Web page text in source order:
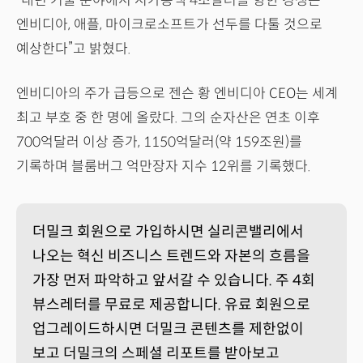
엔비디아, 애플, 마이크로소프트가 선두를 다툴 것으로
예상한다”고 밝혔다.
엔비디아의 주가 급등으로 젠슨 황 엔비디아 CEO는 세계
최고 부호 중 한 명에 올랐다. 그의 순자산은 연초 이후
700억달러 이상 증가, 1150억달러(약 159조원)를
기록하며 블룸버그 억만장자 지수 12위를 기록했다.
더밀크 회원으로 가입하시면 실리콘밸리에서
나오는 혁신 비즈니스 트렌드와 자본의 흐름을
가장 먼저 파악하고 앞서갈 수 있습니다. 주 4회
뷰스레터를 무료로 제공합니다. 유료 회원으로
업그레이드하시면 더밀크 콘텐츠를 제한없이
보고 더밀크의 스페셜 리포트를 받아보고